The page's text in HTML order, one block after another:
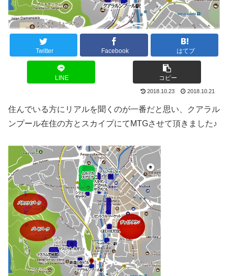
Twitter Facebook はてブ
LINE コピー
2018.10.23 2018.10.21
住んでいる方にリアルを聞くのが一番だと思い、クアラル
ンプール在住の方とスカイプにてMTGさせて頂きました♪